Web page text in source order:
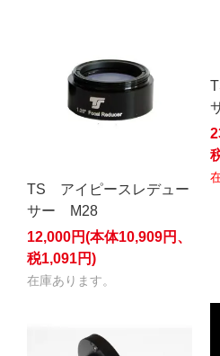
TS アイピースレデュー
サー M28
12,000円(本体10,909円、
税1,091円)
在庫あります。